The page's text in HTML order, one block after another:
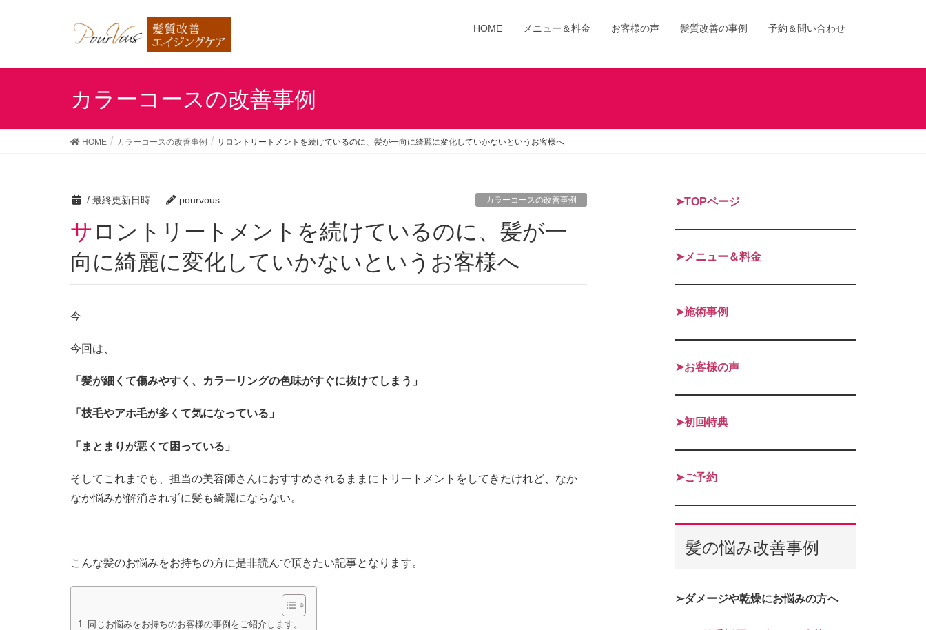
HOME メニュー＆料金 お客様の声 髪質改善の事例 予約＆問い合わせ
カラーコースの改善事例
HOME カラーコースの改善事例 サロントリートメントを続けているのに、髪が一向に綺麗に変化していかないというお客様へ
/ 最終更新日時 : pourvous カラーコースの改善事例
サロントリートメントを続けているのに、髪が一
向に綺麗に変化していかないというお客様へ
今
今回は、
「髪が細くて傷みやすく、カラーリングの色味がすぐに抜けてしまう」
「枝毛やアホ毛が多くて気になっている」
「まとまりが悪くて困っている」
そしてこれまでも、担当の美容師さんにおすすめされるままにトリートメントをしてきたけれど、なか
なか悩みが解消されずに髪も綺麗にならない。
こんな髪のお悩みをお持ちの方に是非読んで頂きたい記事となります。
同じお悩みをお持ちのお客様の事例をご紹介します。
➤TOPページ
➤メニュー＆料金
➤施術事例
➤お客様の声
➤初回特典
➤ご予約
髪の悩み改善事例
➢ダメージや乾燥にお悩みの方へ